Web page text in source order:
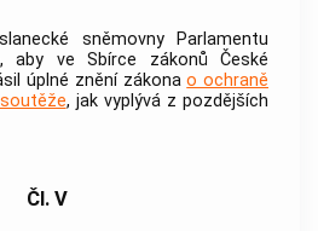
sněmovny Parlamentu
aby ve Sbírce zákonů České
úplné znění zákonao ochraně
, jak vyplývá z pozdějších
Čl. V